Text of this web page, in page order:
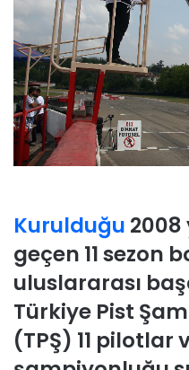
Kurulduğu 2008
geçen 11 sezon
uluslararası
Türkiye Pist
(TPŞ) 11 pilotlar